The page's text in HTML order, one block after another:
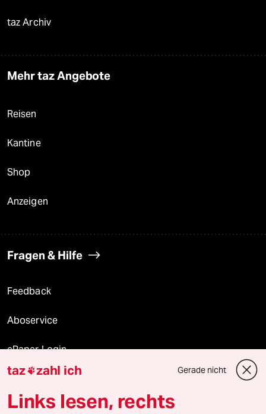
taz Archiv
Mehr taz Angebote
Reisen
Kantine
Shop
Anzeigen
Fragen & Hilfe
Feedback
Aboservice
ePaper Login
Downloads für Abonnierende
taz zahl ich Gerade nicht
Links lesen, rechts